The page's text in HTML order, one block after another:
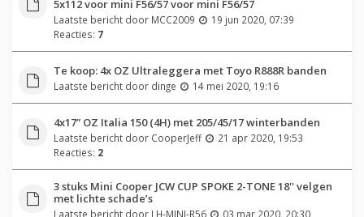
5x112 voor mini F56/57 voor mini F56/57
Laatste bericht door MCC2009
19 jun 2020, 07:39
Reacties: 7
Te koop: 4x OZ Ultraleggera met Toyo R888R banden
Laatste bericht door dinge 14 mei 2020, 19:16
4x17” OZ Italia 150 (4H) met 205/45/17 winterbanden
Laatste bericht door CooperJeff
21 apr 2020, 19:53
Reacties: 2
3 stuks Mini Cooper JCW CUP SPOKE 2-TONE 18'' velgen
met lichte schade’s
Laatste bericht door LH-MINI-R56 03 mar 2020, 20:30